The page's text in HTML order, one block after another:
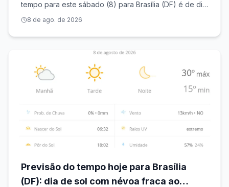
tempo para este sábado (8) para Brasília (DF) é de dia
de 30ºC e as mínimas de 15ºC. Clique aqui para ver a
previsão em todo o Brasil. D
8 de ago. de 2026
Previsão do tempo hoje para Brasília
(DF): dia de sol com névoa fraca ao